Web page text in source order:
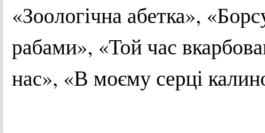
«Зоологічна абетка», «
рабами», «Той час
нас», «В моєму серці